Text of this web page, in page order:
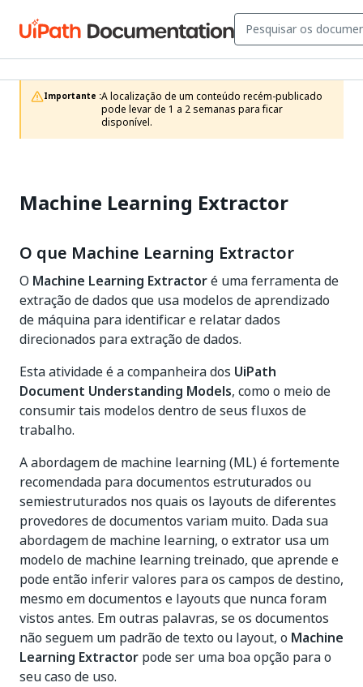
Importante :A localização de um conteúdo recém-publicado
pode levar de 1 a 2 semanas para ficar
disponível.
Machine Learning Extractor
O que Machine Learning Extractor
O Machine Learning Extractoré uma ferramenta de
extração de dados que usa modelos de aprendizado
de máquina para identificar e relatar dados
direcionados para extração de dados.
Esta atividade é a companheira dos UiPath
Document Understanding Models, como o meio de
consumir tais modelos dentro de seus fluxos de
trabalho.
A abordagem de machine learning (ML) é fortemente
recomendada para documentos estruturados ou
semiestruturados nos quais os layouts de diferentes
provedores de documentos variam muito. Dada sua
abordagem de machine learning, o extrator usa um
modelo de machine learning treinado, que aprende e
pode então inferir valores para os campos de destino,
mesmo em documentos e layouts que nunca foram
vistos antes. Em outras palavras, se os documentos
não seguem um padrão de texto ou layout, o Machine
Learning Extractor pode ser uma boa opção para o
seu caso de uso.